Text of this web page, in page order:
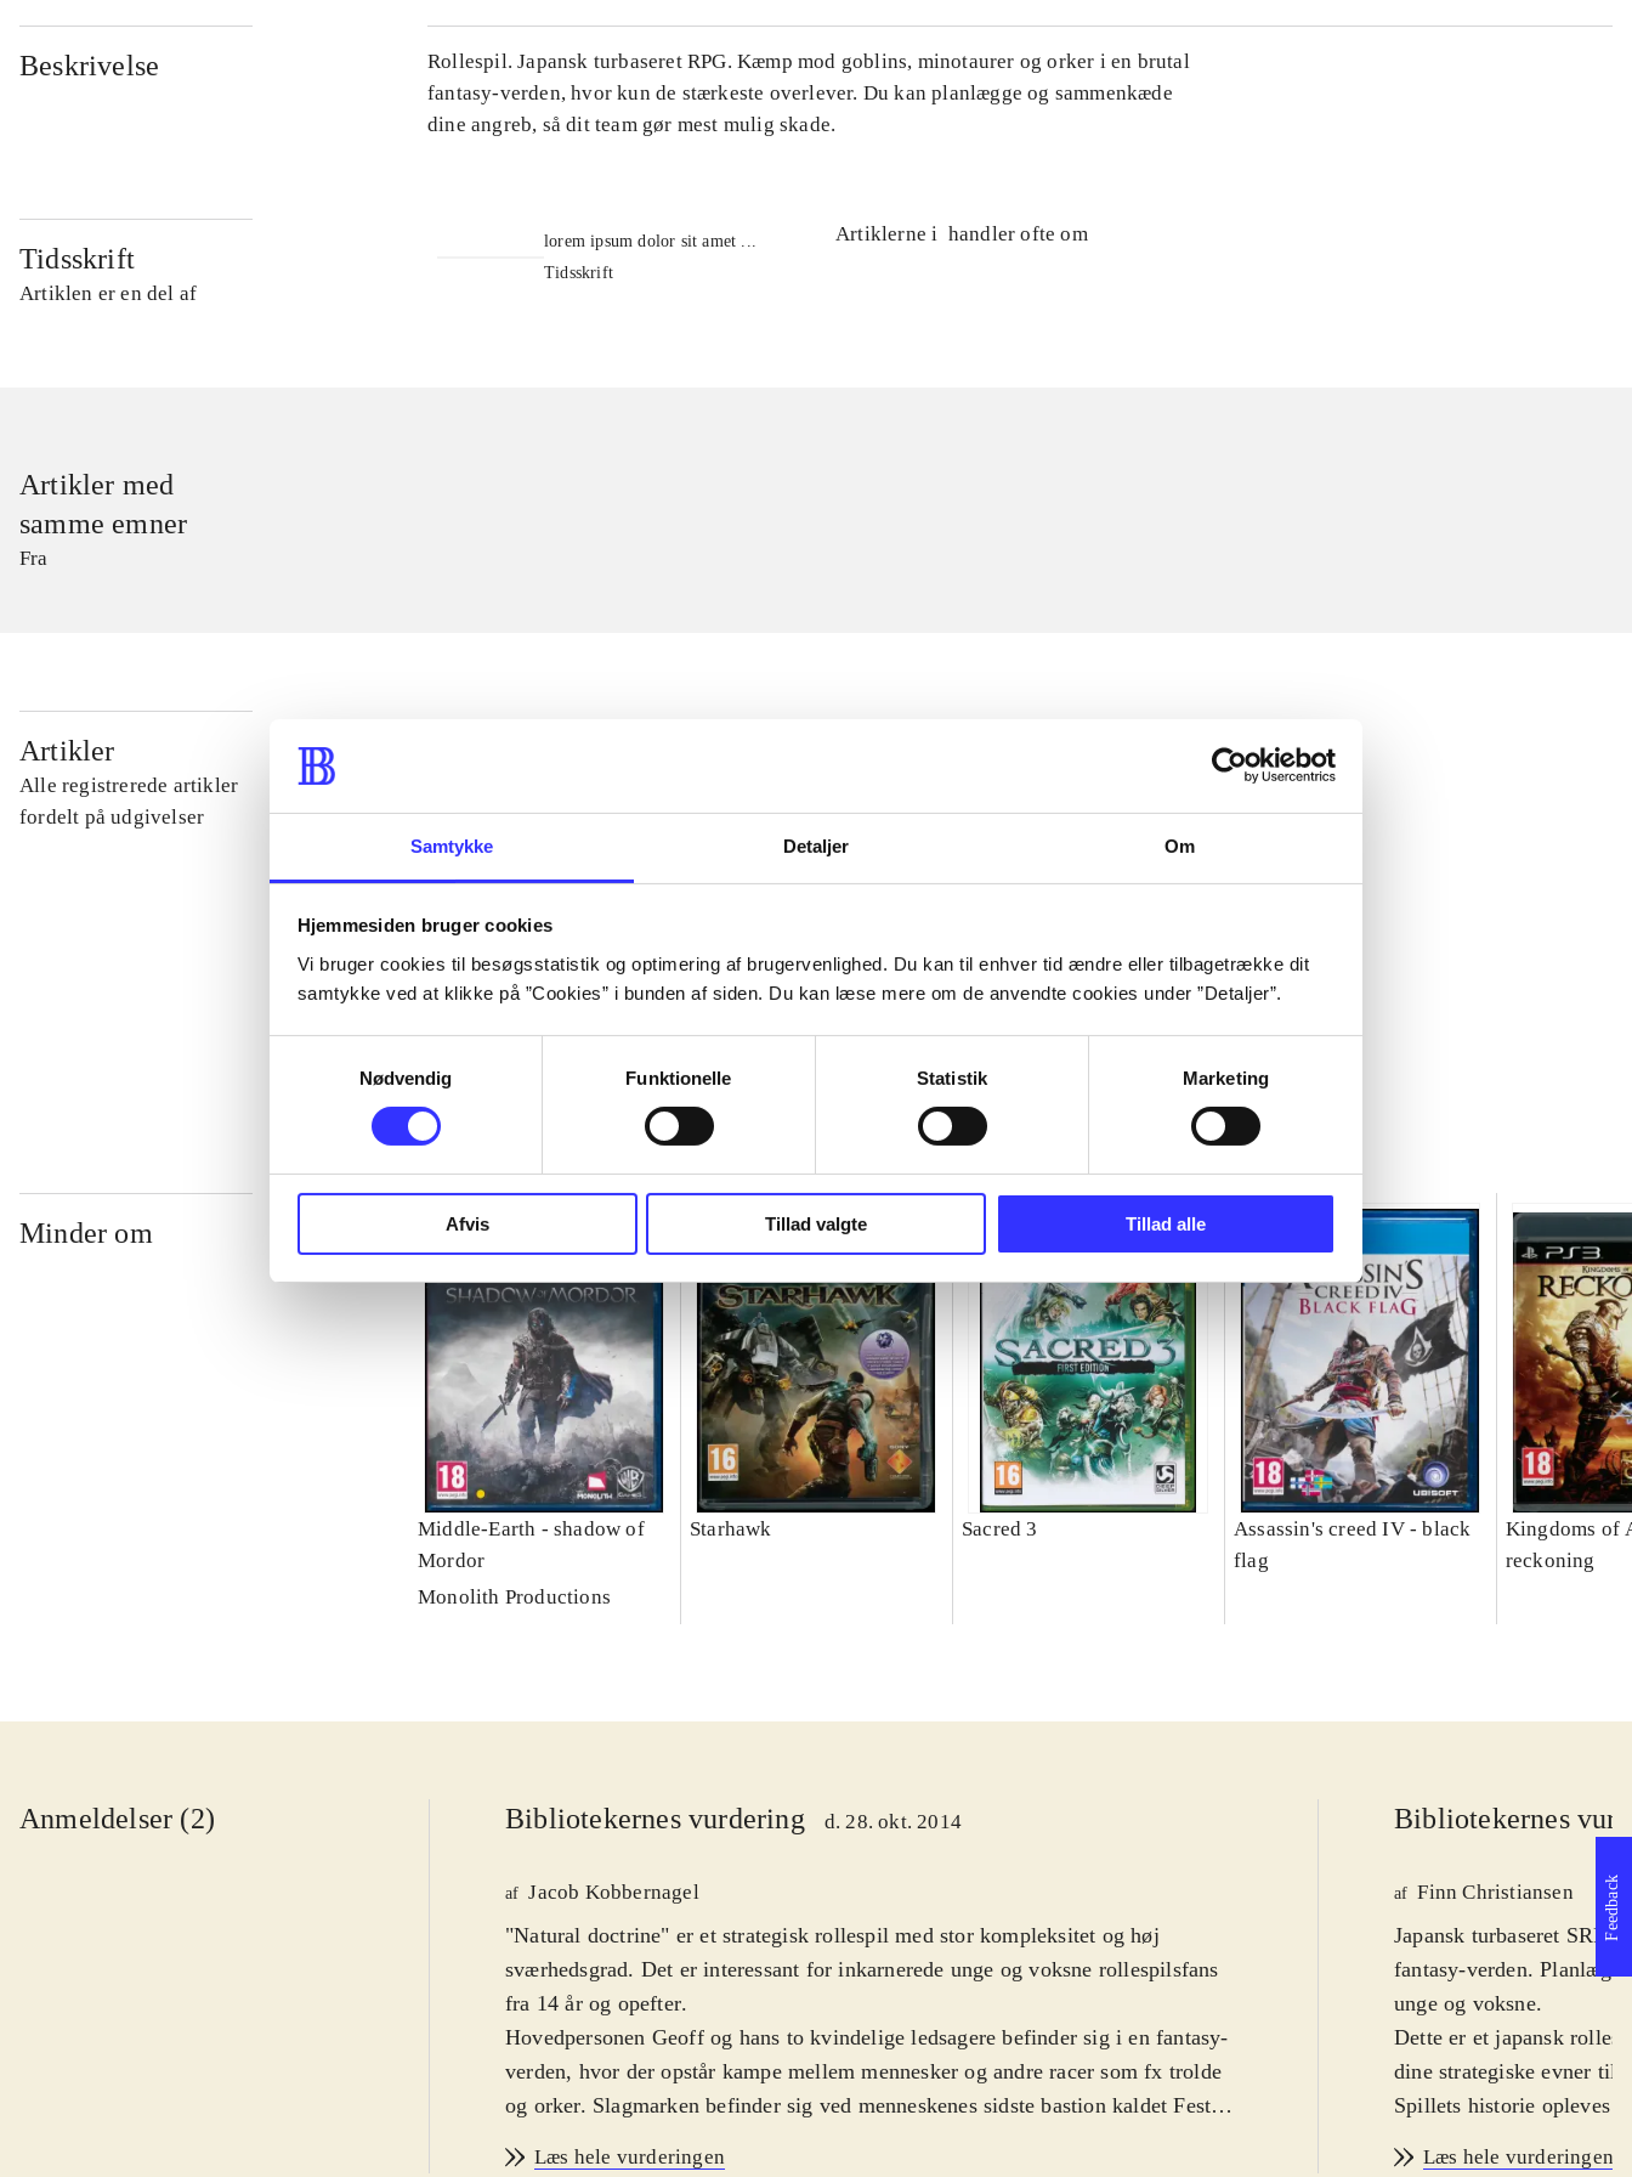
Samtykke Detaljer Om
Hjemmesiden bruger cookies
Vi bruger cookies til besøgsstatistik og optimering af brugervenlighed. Du kan til enhver tid ændre eller tilbagetrække dit
samtykke ved at klikke på ”Cookies” i bunden af siden. Du kan læse mere om de anvendte cookies under ”Detaljer”.
Nødvendig
Funktionelle Statistik Marketing
Afvis Tillad valgte Tillad alle
Beskrivelse
Rollespil. Japansk turbaseret RPG. Kæmp mod goblins, minotaurer og orker i en brutal
fantasy-verden, hvor kun de stærkeste overlever. Du kan planlægge og sammenkæde
dine angreb, så dit team gør mest mulig skade.
Tidsskrift
Artiklen er en del af
lorem ipsum dolor sit amet ...
Tidsskrift
Artiklerne i handler ofte om
Artikler med
samme emner
Fra
Artikler
Alle registrerede artikler
fordelt på udgivelser
...
...
Minder om
Middle-Earth - shadow of
Mordor
Monolith Productions
Starhawk Sacred 3
Assassin's creed IV - black
flag
Kingdoms of
reckoning
Anmeldelser (2) Bibliotekernes vurdering d. 28. okt. 2014
af Jacob Kobbernagel
"Natural doctrine" er et strategisk rollespil med stor kompleksitet og høj
sværhedsgrad. Det er interessant for inkarnerede unge og voksne rollespilsfans
fra 14 år og opefter.
Hovedpersonen Geoff og hans to kvindelige ledsagere befinder sig i en fantasy-
verden, hvor der opstår kampe mellem mennesker og andre racer som fx trolde
og orker. Slagmarken befinder sig ved menneskenes sidste bastion kaldet Feste.
Læs hele vurderingen
Bibliotekernes
af Finn Christiansen
Japansk turbaseret
fantasy-verden. Planlæg
unge og voksne.
Dette er et japansk
dine strategiske evner til
Spillets historie opleves
Læs hele vurderingen
Feedback